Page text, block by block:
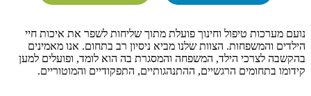
נועם מערכות טיפול וחינוך פועלת מתוך שליחות לשפר את איכות חיי
הילדים והמשפחות. הצוות שלנו מביא ניסיון רב בתחום. אנו מאמינים
בהקשבה לצרכי הילד, המשפחה והמסגרת בה הוא לומד, ופועלים למען
קידומו בתחומים הרגשיים, ההתנהגותיים, התפקודיים והמוטוריים.